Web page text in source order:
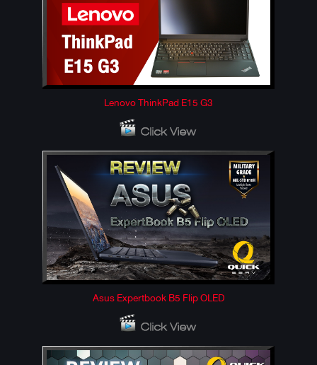
Lenovo ThinkPad E15 G3
Asus Expertbook B5 Flip OLED